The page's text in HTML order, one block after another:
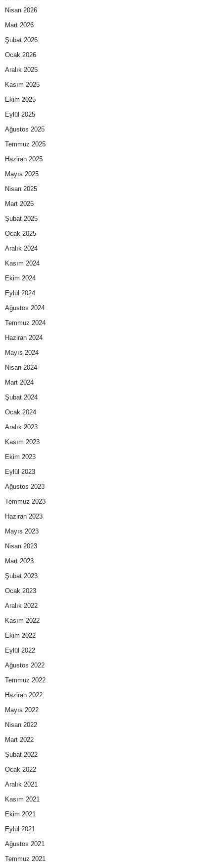
Nisan 2026
Mart 2026
Şubat 2026
Ocak 2026
Aralık 2025
Kasım 2025
Ekim 2025
Eylül 2025
Ağustos 2025
Temmuz 2025
Haziran 2025
Mayıs 2025
Nisan 2025
Mart 2025
Şubat 2025
Ocak 2025
Aralık 2024
Kasım 2024
Ekim 2024
Eylül 2024
Ağustos 2024
Temmuz 2024
Haziran 2024
Mayıs 2024
Nisan 2024
Mart 2024
Şubat 2024
Ocak 2024
Aralık 2023
Kasım 2023
Ekim 2023
Eylül 2023
Ağustos 2023
Temmuz 2023
Haziran 2023
Mayıs 2023
Nisan 2023
Mart 2023
Şubat 2023
Ocak 2023
Aralık 2022
Kasım 2022
Ekim 2022
Eylül 2022
Ağustos 2022
Temmuz 2022
Haziran 2022
Mayıs 2022
Nisan 2022
Mart 2022
Şubat 2022
Ocak 2022
Aralık 2021
Kasım 2021
Ekim 2021
Eylül 2021
Ağustos 2021
Temmuz 2021